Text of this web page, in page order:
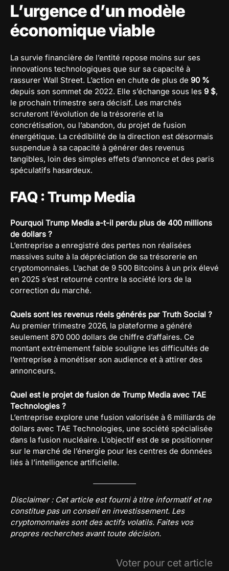
L’urgence d’un modèle
économique viable
La survie financière de l’entité repose moins sur ses
innovations technologiques que sur sa capacité à
rassurer Wall Street. L’action en chute de plus de 90 %
depuis son sommet de 2022. Elle s’échange sous les 9 $,
le prochain trimestre sera décisif. Les marchés
scruteront l’évolution de la trésorerie et la
concrétisation, ou l’abandon, du projet de fusion
énergétique. La crédibilité de la direction est désormais
suspendue à sa capacité à générer des revenus
tangibles, loin des simples effets d’annonce et des paris
spéculatifs hasardeux.
FAQ : Trump Media
Pourquoi Trump Media a-t-il perdu plus de 400 millions
de dollars ?
L’entreprise a enregistré des pertes non réalisées
massives suite à la dépréciation de sa trésorerie en
cryptomonnaies. L’achat de 9 500 Bitcoins à un prix élevé
en 2025 s’est retourné contre la société lors de la
correction du marché.
Quels sont les revenus réels générés par Truth Social ?
Au premier trimestre 2026, la plateforme a généré
seulement 870 000 dollars de chiffre d’affaires. Ce
montant extrêmement faible souligne les difficultés de
l’entreprise à monétiser son audience et à attirer des
annonceurs.
Quel est le projet de fusion de Trump Media avec TAE
Technologies ?
L’entreprise explore une fusion valorisée à 6 milliards de
dollars avec TAE Technologies, une société spécialisée
dans la fusion nucléaire. L’objectif est de se positionner
sur le marché de l’énergie pour les centres de données
liés à l’intelligence artificielle.
Disclaimer : Cet article est fourni à titre informatif et ne
constitue pas un conseil en investissement. Les
cryptomonnaies sont des actifs volatils. Faites vos
propres recherches avant toute décision.
Voter pour cet article